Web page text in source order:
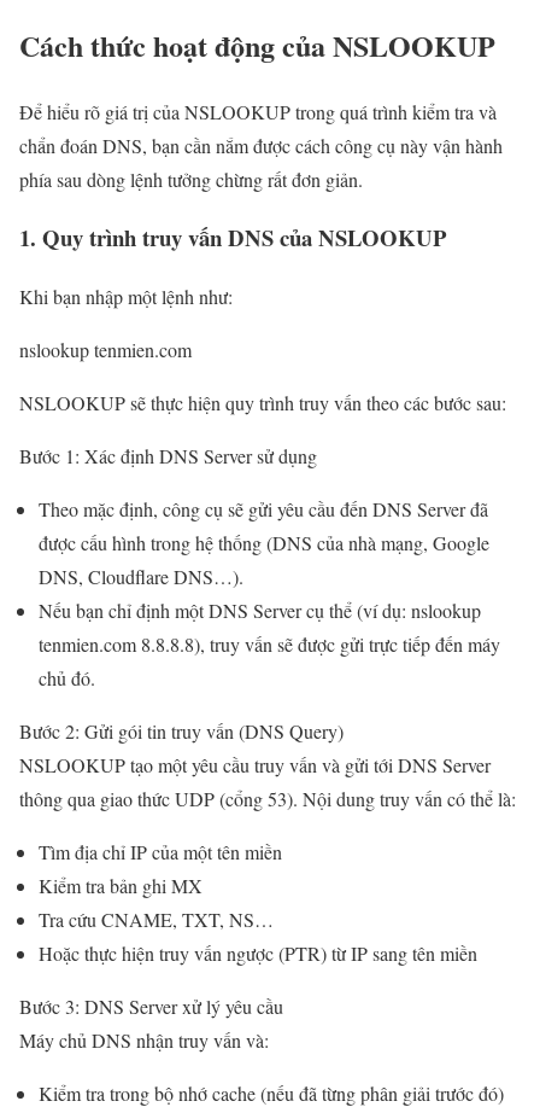
Cách thức hoạt động của NSLOOKUP
Để hiểu rõ giá trị của NSLOOKUP trong quá trình kiểm tra và
chẩn đoán DNS, bạn cần nắm được cách công cụ này vận hành
phía sau dòng lệnh tưởng chừng rất đơn giản.
1. Quy trình truy vấn DNS của NSLOOKUP
Khi bạn nhập một lệnh như:
nslookup tenmien.com
NSLOOKUP sẽ thực hiện quy trình truy vấn theo các bước sau:
Bước 1: Xác định DNS Server sử dụng
Theo mặc định, công cụ sẽ gửi yêu cầu đến DNS Server đã
được cấu hình trong hệ thống (DNS của nhà mạng, Google
DNS, Cloudflare DNS…).
Nếu bạn chỉ định một DNS Server cụ thể (ví dụ: nslookup
tenmien.com 8.8.8.8), truy vấn sẽ được gửi trực tiếp đến máy
chủ đó.
Bước 2: Gửi gói tin truy vấn (DNS Query)
NSLOOKUP tạo một yêu cầu truy vấn và gửi tới DNS Server
thông qua giao thức UDP (cổng 53). Nội dung truy vấn có thể là:
Tìm địa chỉ IP của một tên miền
Kiểm tra bản ghi MX
Tra cứu CNAME, TXT, NS…
Hoặc thực hiện truy vấn ngược (PTR) từ IP sang tên miền
Bước 3: DNS Server xử lý yêu cầu
Máy chủ DNS nhận truy vấn và:
Kiểm tra trong bộ nhớ cache (nếu đã từng phân giải trước đó)